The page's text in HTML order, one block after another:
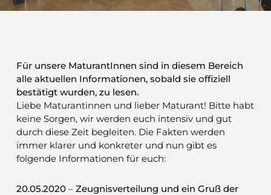
Für unsere MaturantInnen sind in diesem Bereich
alle aktuellen Informationen, sobald sie offiziell
bestätigt wurden, zu lesen.
Liebe Maturantinnen und lieber Maturant! Bitte habt
keine Sorgen, wir werden euch intensiv und gut
durch diese Zeit begleiten. Die Fakten werden
immer klarer und konkreter und nun gibt es
folgende Informationen für euch:
20.05.2020– Zeugnisverteilung und ein Gruß der